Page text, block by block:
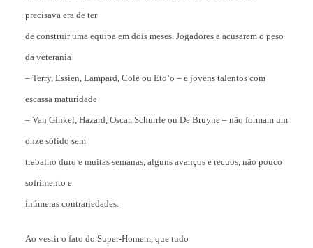
precisava era de ter
de construir uma equipa em dois meses. Jogadores a acusarem o peso
da veterania
– Terry, Essien, Lampard, Cole ou Eto’o – e jovens talentos com
escassa maturidade
– Van Ginkel, Hazard, Oscar, Schurrle ou De Bruyne – não formam um
onze sólido sem
trabalho duro e muitas semanas, alguns avanços e recuos, não pouco
sofrimento e
inúmeras contrariedades.
Ao vestir o fato do Super-Homem, que tudo